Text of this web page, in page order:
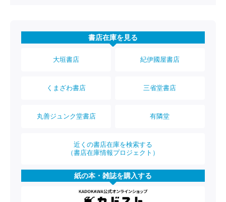
書店在庫を見る
大垣書店 紀伊國屋書店
くまざわ書店 三省堂書店
丸善ジュンク堂書店 有隣堂
近くの書店在庫を検索する
（書店在庫情報プロジェクト）
紙の本・雑誌を購入する